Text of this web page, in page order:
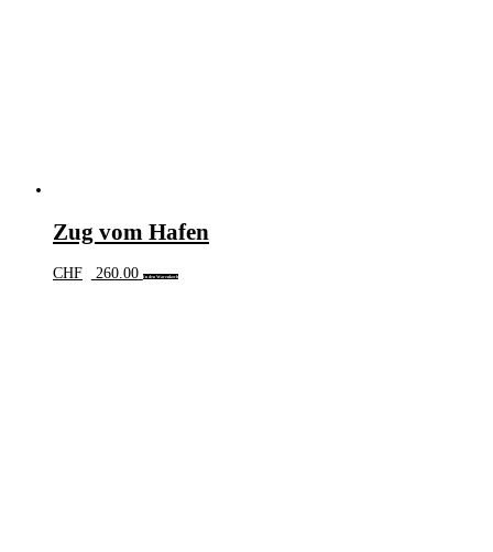
Zug vom Hafen
CHF 260.00 In den Warenkorb